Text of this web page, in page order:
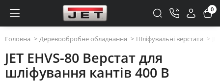
0
Головна Деревообробне обладнання Шліфувальні верстати
JET EHVS-80 Верстат для
шліфування кантів 400 В